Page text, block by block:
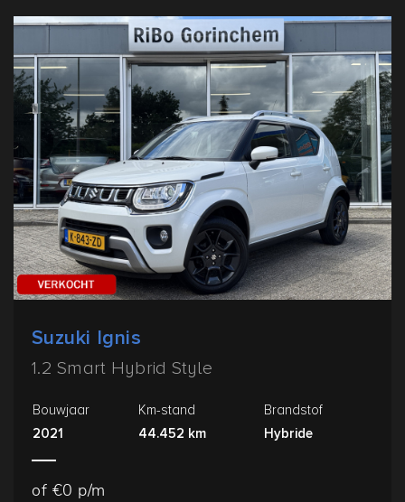
Suzuki Ignis
1.2 Smart Hybrid Style
Bouwjaar
2021
Km-stand
44.452 km
Brandstof
Hybride
of €0 p/m